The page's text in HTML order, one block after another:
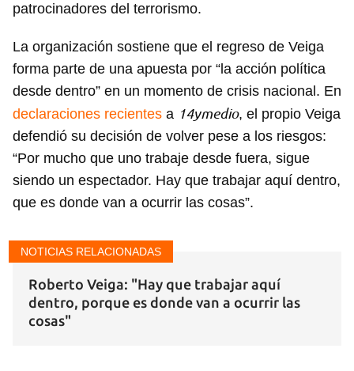
patrocinadores del terrorismo.
La organización sostiene que el regreso de Veiga
forma parte de una apuesta por “la acción política
desde dentro” en un momento de crisis nacional. En
declaraciones recientes a 14ymedio, el propio Veiga
defendió su decisión de volver pese a los riesgos:
“Por mucho que uno trabaje desde fuera, sigue
siendo un espectador. Hay que trabajar aquí dentro,
que es donde van a ocurrir las cosas”.
NOTICIAS RELACIONADAS
Roberto Veiga: "Hay que trabajar aquí
dentro, porque es donde van a ocurrir las
cosas"